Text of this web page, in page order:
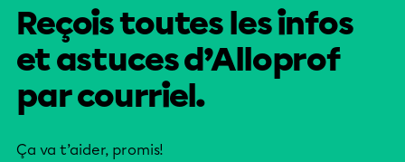
Reçois toutes les infos
et astuces d’Alloprof
par courriel.
Ça va t’aider, promis!